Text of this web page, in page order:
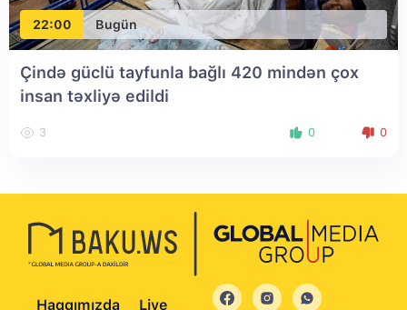
22:00 Bugün
Çində güclü tayfunla bağlı 420 mindən çox
insan təxliyə edildi
3 0 0
Haqqımızda Live